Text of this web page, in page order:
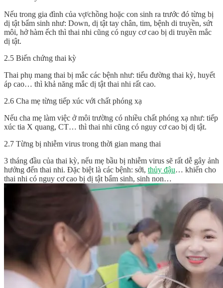
Nếu trong gia đình của vợ/chồng hoặc con sinh ra trước đó từng bị
dị tật bẩm sinh như: Down, dị tật tay chân, tim, bệnh di truyền, sứt
môi, hở hàm ếch thì thai nhi cũng có nguy cơ cao bị di truyền mắc
dị tật.
2.5 Biến chứng thai kỳ
Thai phụ mang thai bị mắc các bệnh như: tiểu đường thai kỳ, huyết
áp cao… thì khả năng mắc dị tật thai nhi rất cao.
2.6 Cha mẹ từng tiếp xúc với chất phóng xạ
Nếu cha mẹ làm việc ở môi trường có nhiều chất phóng xạ như: tiếp
xúc tia X quang, CT… thì thai nhi cũng có nguy cơ cao bị dị tật.
2.7 Từng bị nhiễm virus trong thời gian mang thai
3 tháng đầu của thai kỳ, nếu mẹ bầu bị nhiễm virus sẽ rất dễ gây ảnh
hưởng đến thai nhi. Đặc biệt là các bệnh: sởi, thủy đậu… khiến cho
thai nhi có nguy cơ cao bị dị tật bẩm sinh, sinh non…